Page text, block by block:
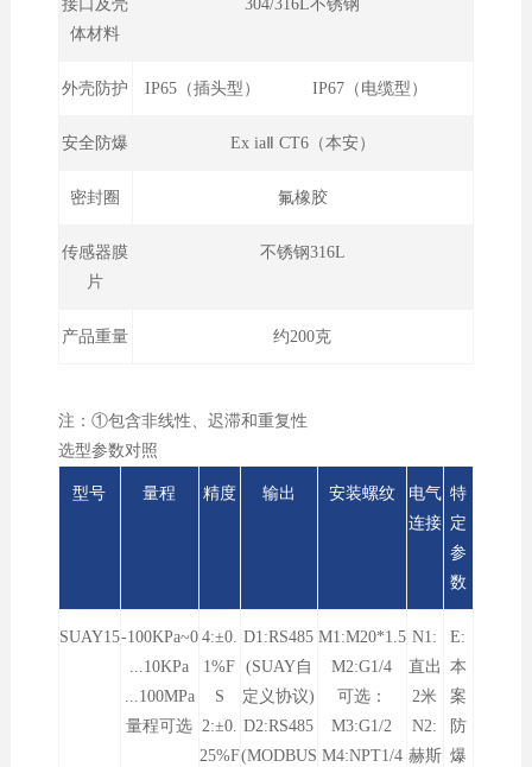
接口及壳
体材料
304/316L不锈钢
外壳防护 IP65（插头型） IP67（电缆型）
安全防爆 Ex iaⅡ CT6（本安）
密封圈 氟橡胶
传感器膜
片
不锈钢316L
产品重量 约200克
注：①包含非线性、迟滞和重复性
选型参数对照
型号 量程 精度 输出 安装螺纹
电气
连接
特
定
参
数
SUAY15-100KPa~0
...10KPa
...100MPa
量程可选
4:±0.
1%F
S
2:±0.
25%F
D1:RS485
(SUAY自
定义协议)
D2:RS485
(MODBUS
M1:M20*1.5
M2:G1/4
可选：
M3:G1/2
M4:NPT1/4
N1:
直出
2米
N2:
赫斯
E:
本
案
防
爆